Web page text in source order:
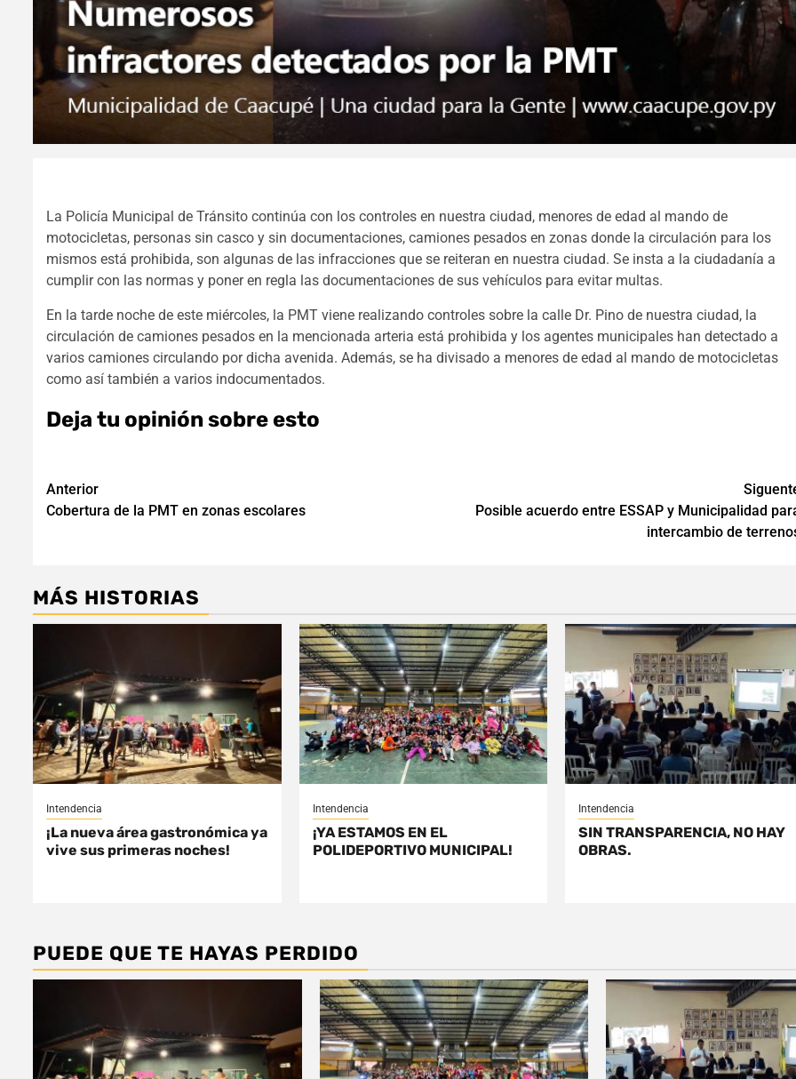
La Policía Municipal de Tránsito continúa con los controles en nuestra ciudad, menores de edad al mando de
motocicletas, personas sin casco y sin documentaciones, camiones pesados en zonas donde la circulación para los
mismos está prohibida, son algunas de las infracciones que se reiteran en nuestra ciudad. Se insta a la ciudadanía a
cumplir con las normas y poner en regla las documentaciones de sus vehículos para evitar multas.
En la tarde noche de este miércoles, la PMT viene realizando controles sobre la calle Dr. Pino de nuestra ciudad, la
circulación de camiones pesados en la mencionada arteria está prohibida y los agentes municipales han detectado a
varios camiones circulando por dicha avenida. Además, se ha divisado a menores de edad al mando de motocicletas
como así también a varios indocumentados.
Deja tu opinión sobre esto
Navegación
de
Anterior
Cobertura de la PMT en zonas escolares
Posible acuerdo entre ESSAP y Municipalidad
intercambio de
MÁS HISTORIAS
Intendencia
¡La nueva área gastronómica ya
vive sus primeras noches!
Intendencia
¡YA ESTAMOS EN EL
POLIDEPORTIVO MUNICIPAL!
Intendencia
SIN TRANSPARENCIA, NO HAY
OBRAS.
PUEDE QUE TE HAYAS PERDIDO